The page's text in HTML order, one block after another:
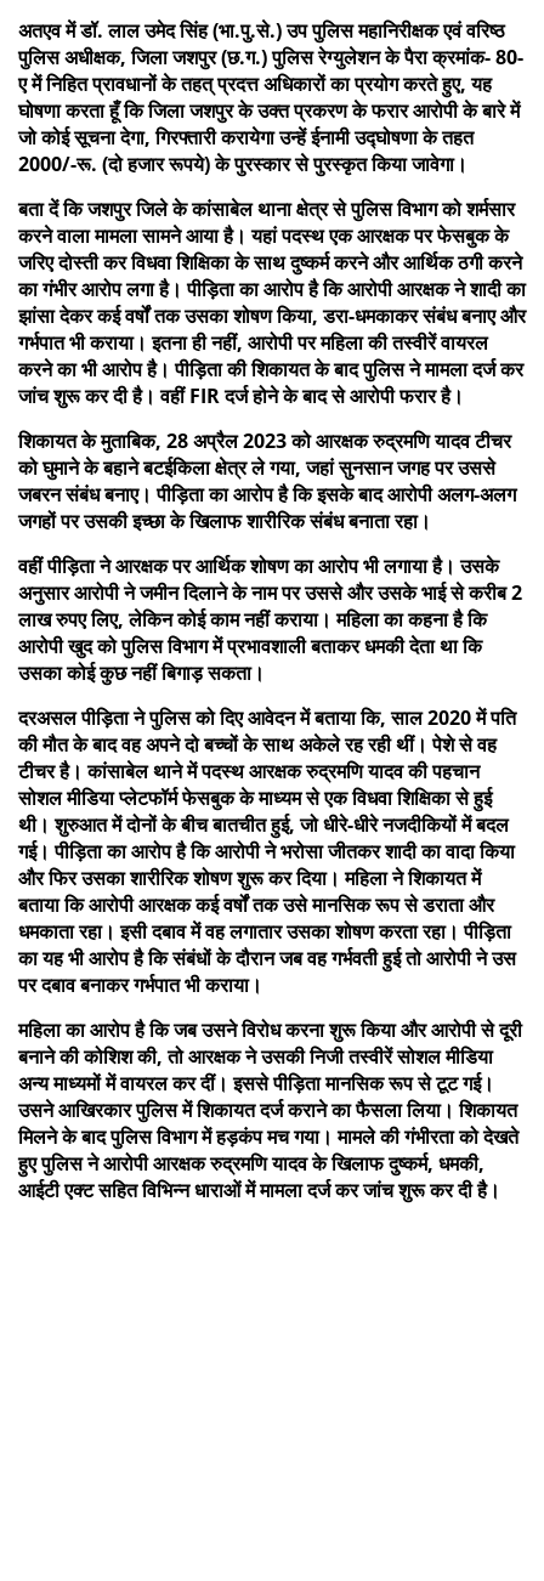
अतएव में डॉ. लाल उमेद सिंह (भा.पु.से.) उप पुलिस महानिरीक्षक एवं वरिष्ठ
पुलिस अधीक्षक, जिला जशपुर (छ.ग.) पुलिस रेग्युलेशन के पैरा क्रमांक- 80-
ए में निहित प्रावधानों के तहत् प्रदत्त अधिकारों का प्रयोग करते हुए, यह
घोषणा करता हूँ कि जिला जशपुर के उक्त प्रकरण के फरार आरोपी के बारे में
जो कोई सूचना देगा, गिरफ्तारी करायेगा उन्हें ईनामी उद्घोषणा के तहत
2000/-रू. (दो हजार रूपये) के पुरस्कार से पुरस्कृत किया जावेगा।
बता दें कि जशपुर जिले के कांसाबेल थाना क्षेत्र से पुलिस विभाग को शर्मसार
करने वाला मामला सामने आया है। यहां पदस्थ एक आरक्षक पर फेसबुक के
जरिए दोस्ती कर विधवा शिक्षिका के साथ दुष्कर्म करने और आर्थिक ठगी करने
का गंभीर आरोप लगा है। पीड़िता का आरोप है कि आरोपी आरक्षक ने शादी का
झांसा देकर कई वर्षों तक उसका शोषण किया, डरा-धमकाकर संबंध बनाए और
गर्भपात भी कराया। इतना ही नहीं, आरोपी पर महिला की तस्वीरें वायरल
करने का भी आरोप है। पीड़िता की शिकायत के बाद पुलिस ने मामला दर्ज कर
जांच शुरू कर दी है। वहीं FIR दर्ज होने के बाद से आरोपी फरार है।
शिकायत के मुताबिक, 28 अप्रैल 2023 को आरक्षक रुद्रमणि यादव टीचर
को घुमाने के बहाने बटईकिला क्षेत्र ले गया, जहां सुनसान जगह पर उससे
जबरन संबंध बनाए। पीड़िता का आरोप है कि इसके बाद आरोपी अलग-अलग
जगहों पर उसकी इच्छा के खिलाफ शारीरिक संबंध बनाता रहा।
वहीं पीड़िता ने आरक्षक पर आर्थिक शोषण का आरोप भी लगाया है। उसके
अनुसार आरोपी ने जमीन दिलाने के नाम पर उससे और उसके भाई से करीब 2
लाख रुपए लिए, लेकिन कोई काम नहीं कराया। महिला का कहना है कि
आरोपी खुद को पुलिस विभाग में प्रभावशाली बताकर धमकी देता था कि
उसका कोई कुछ नहीं बिगाड़ सकता।
दरअसल पीड़िता ने पुलिस को दिए आवेदन में बताया कि, साल 2020 में पति
की मौत के बाद वह अपने दो बच्चों के साथ अकेले रह रही थीं। पेशे से वह
टीचर है। कांसाबेल थाने में पदस्थ आरक्षक रुद्रमणि यादव की पहचान
सोशल मीडिया प्लेटफॉर्म फेसबुक के माध्यम से एक विधवा शिक्षिका से हुई
थी। शुरुआत में दोनों के बीच बातचीत हुई, जो धीरे-धीरे नजदीकियों में बदल
गई। पीड़िता का आरोप है कि आरोपी ने भरोसा जीतकर शादी का वादा किया
और फिर उसका शारीरिक शोषण शुरू कर दिया। महिला ने शिकायत में
बताया कि आरोपी आरक्षक कई वर्षों तक उसे मानसिक रूप से डराता और
धमकाता रहा। इसी दबाव में वह लगातार उसका शोषण करता रहा। पीड़िता
का यह भी आरोप है कि संबंधों के दौरान जब वह गर्भवती हुई तो आरोपी ने उस
पर दबाव बनाकर गर्भपात भी कराया।
महिला का आरोप है कि जब उसने विरोध करना शुरू किया और आरोपी से दूरी
बनाने की कोशिश की, तो आरक्षक ने उसकी निजी तस्वीरें सोशल मीडिया
अन्य माध्यमों में वायरल कर दीं। इससे पीड़िता मानसिक रूप से टूट गई।
उसने आखिरकार पुलिस में शिकायत दर्ज कराने का फैसला लिया। शिकायत
मिलने के बाद पुलिस विभाग में हड़कंप मच गया। मामले की गंभीरता को देखते
हुए पुलिस ने आरोपी आरक्षक रुद्रमणि यादव के खिलाफ दुष्कर्म, धमकी,
आईटी एक्ट सहित विभिन्न धाराओं में मामला दर्ज कर जांच शुरू कर दी है।